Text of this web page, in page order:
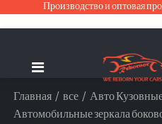
Производство и оптовая
Главная / все / Авто
Автомобильные зеркала